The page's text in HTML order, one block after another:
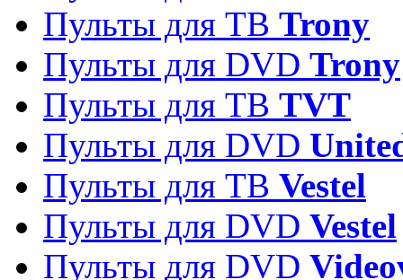
Пульты для ТВ Trony
Пульты для DVD Trony
Пульты для ТВ TVT
Пульты для DVD
Пульты для ТВ Vestel
Пульты для DVD Vestel
Пульты для DVD